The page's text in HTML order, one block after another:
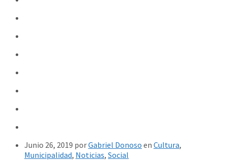
Junio 26, 2019 porGabriel Donoso en Cultura,
Municipalidad, Noticias, Social